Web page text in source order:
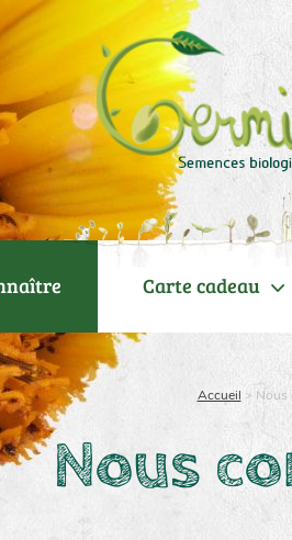
Carte cadeau
Accueil > Nous
Nous